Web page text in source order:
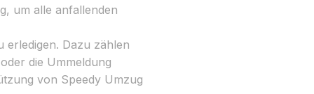
um alle anfallenden
erledigen. Dazu zählen
die Ummeldung
von Speedy Umzug